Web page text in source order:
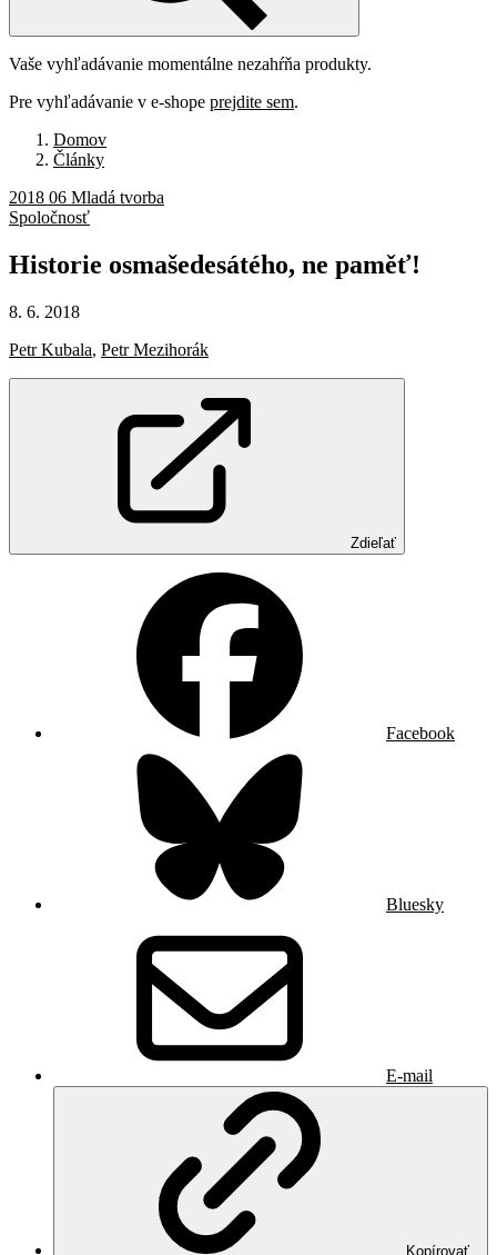
Vaše vyhľadávanie momentálne nezahŕňa produkty.
Pre vyhľadávanie v e-shope prejdite sem.
Domov
Články
2018 06 Mladá tvorba
Spoločnosť
Historie osmašedesátého, ne paměť!
8. 6. 2018
Petr Kubala, Petr Mezihorák
Zdieľať
Facebook
Bluesky
E-mail
Kopírovať